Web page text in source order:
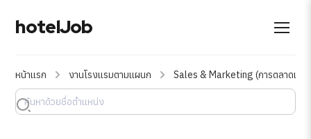
hotelJob
หน้าแรก งานโรงแรมตามแผนก Sales & Marketing (การตลาดและ